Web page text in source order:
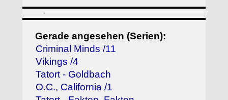
Gerade angesehen (Serien):
Criminal Minds /11
Vikings /4
Tatort - Goldbach
O.C., California /1